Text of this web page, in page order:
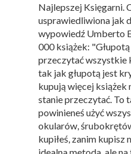
Najlepszej Księgarni.
usprawiedliwiona jak
wypowiedź Umberto
000 książek:
przeczytać wszystkie
tak jak głupotą jest
kupują więcej
stanie przeczytać. To
powinieneś użyć
okularów,
kupiłeś, zanim kupisz